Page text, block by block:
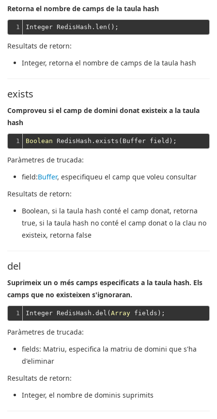
Retorna el nombre de camps de la taula hash
1
Resultats de retorn:
Integer, retorna el nombre de camps de la taula hash
exists
Comproveu si el camp de domini donat existeix a la taula
hash
1 Boolean
Paràmetres de trucada:
field:Buffer, especifiqueu el camp que voleu consultar
Resultats de retorn:
Boolean, si la taula hash conté el camp donat, retorna
true, si la taula hash no conté el camp donat o la clau no
existeix, retorna false
del
Suprimeix un o més camps especificats a la taula hash. Els
camps que no existeixen s'ignoraran.
1 Integer RedisHash.del( Array
Paràmetres de trucada:
fields: Matriu, especifica la matriu de domini que s'ha
d'eliminar
Resultats de retorn:
Integer, el nombre de dominis suprimits